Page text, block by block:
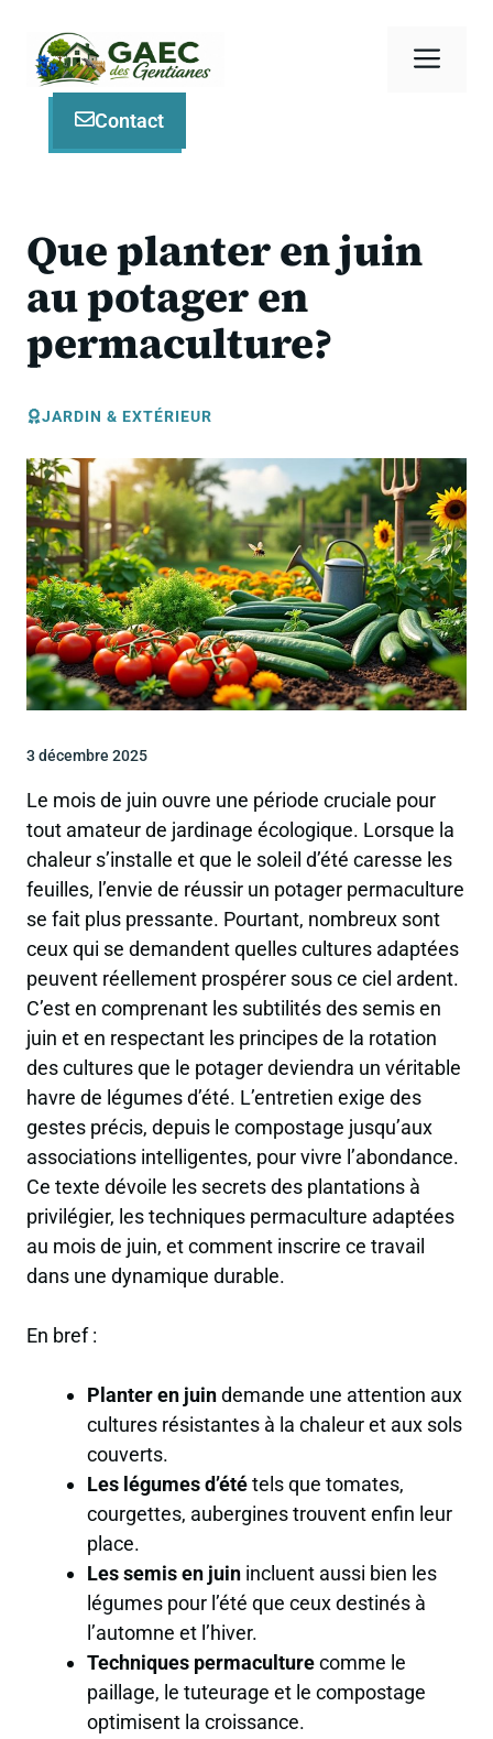
contenu
Contact
Que planter en juin
au potager en
permaculture?
JARDIN & EXTÉRIEUR
3 décembre 2025
Le mois de juin ouvre une période cruciale pour
tout amateur de jardinage écologique. Lorsque la
chaleur s’installe et que le soleil d’été caresse les
feuilles, l’envie de réussir un potager permaculture
se fait plus pressante. Pourtant, nombreux sont
ceux qui se demandent quelles cultures adaptées
peuvent réellement prospérer sous ce ciel ardent.
C’est en comprenant les subtilités des semis en
juin et en respectant les principes de la rotation
des cultures que le potager deviendra un véritable
havre de légumes d’été. L’entretien exige des
gestes précis, depuis le compostage jusqu’aux
associations intelligentes, pour vivre l’abondance.
Ce texte dévoile les secrets des plantations à
privilégier, les techniques permaculture adaptées
au mois de juin, et comment inscrire ce travail
dans une dynamique durable.
En bref :
Planter en juindemande une attention aux
cultures résistantes à la chaleur et aux sols
couverts.
Les légumes d’ététels que tomates,
courgettes, aubergines trouvent enfin leur
place.
Les semis en juinincluent aussi bien les
légumes pour l’été que ceux destinés à
l’automne et l’hiver.
Techniques permaculturecomme le
paillage, le tuteurage et le compostage
optimisent la croissance.